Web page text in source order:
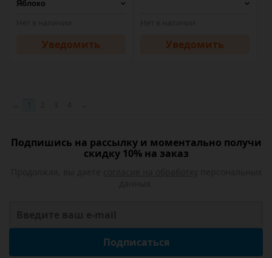
Уведомить Уведомить
Подпишись на рассылку и моментально получи
скидку 10% на заказ
Подписаться